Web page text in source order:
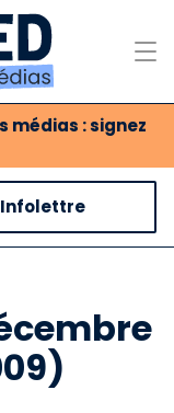
médias : signez
Infolettre